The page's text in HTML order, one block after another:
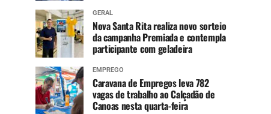
GERAL
Nova Santa Rita realiza novo sorteio
da campanha Premiada e contempla
participante com geladeira
EMPREGO
Caravana de Empregos leva 782
vagas de trabalho ao Calçadão de
Canoas nesta quarta-feira